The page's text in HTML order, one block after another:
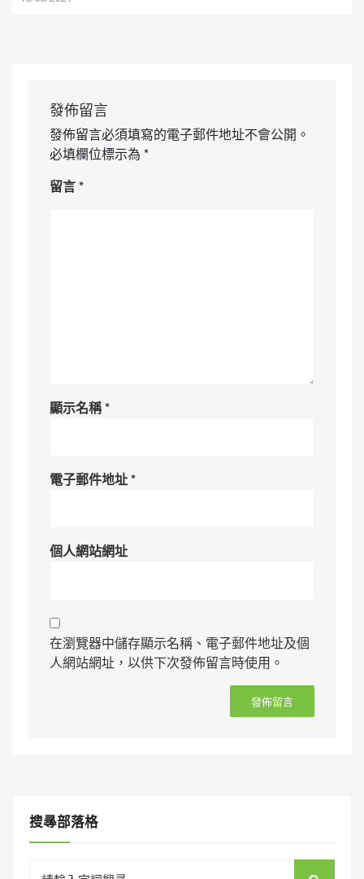
發佈留言
發佈留言必須填寫的電子郵件地址不會公開。
必填欄位標示為 *
留言*
顯示名稱*
電子郵件地址*
個人網站網址
在瀏覽器中儲存顯示名稱、電子郵件地址及個
人網站網址，以供下次發佈留言時使用。
搜㝷部落格